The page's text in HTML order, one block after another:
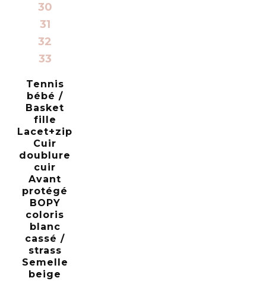
30
31
32
33
Tennis
bébé /
Basket
fille
Lacet+zip
Cuir
doublure
cuir
Avant
protégé
BOPY
coloris
blanc
cassé /
strass
Semelle
beige